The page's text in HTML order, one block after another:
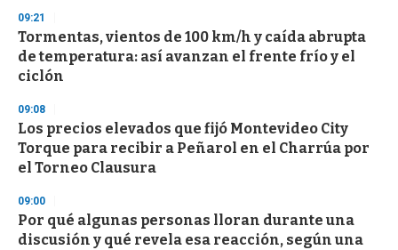
s
e
c
o
n
09:21
Tormentas, vientos de 100 km/h y caída abrupta
de temperatura: así avanzan el frente frío y el
ciclón
09:08
Los precios elevados que fijó Montevideo City
Torque para recibir a Peñarol en el Charrúa por
el Torneo Clausura
09:00
Por qué algunas personas lloran durante una
discusión y qué revela esa reacción, según una